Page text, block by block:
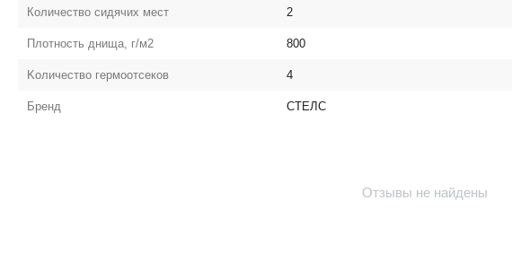
Количество сидячих мест 2
Плотность днища, г/м2 800
Kоличество гермоотсеков 4
Бренд СТЕЛС
Отзывы не найдены